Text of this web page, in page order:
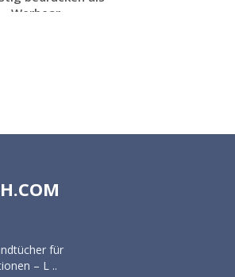
Werbear...
für
– L ..